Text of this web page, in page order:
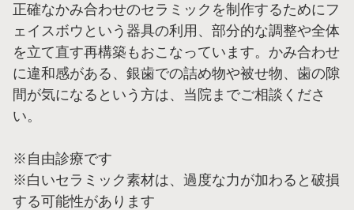
正確なかみ合わせのセラミックを制作するためにフ
ェイスボウという器具の利用、部分的な調整や全体
を立て直す再構築もおこなっています。かみ合わせ
に違和感がある、銀歯での詰め物や被せ物、歯の隙
間が気になるという方は、当院までご相談くださ
い。
※自由診療です
※白いセラミック素材は、過度な力が加わると破損
する可能性があります